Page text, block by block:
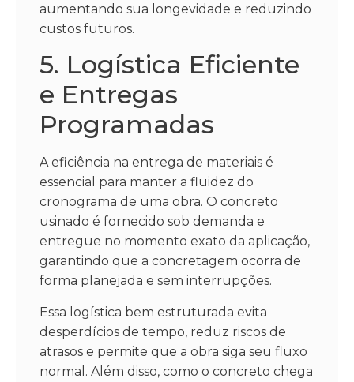
aumentando sua longevidade e reduzindo
custos futuros.
5. Logística Eficiente
e Entregas
Programadas
A eficiência na entrega de materiais é
essencial para manter a fluidez do
cronograma de uma obra. O concreto
usinado é fornecido sob demanda e
entregue no momento exato da aplicação,
garantindo que a concretagem ocorra de
forma planejada e sem interrupções.
Essa logística bem estruturada evita
desperdícios de tempo, reduz riscos de
atrasos e permite que a obra siga seu fluxo
normal. Além disso, como o concreto chega